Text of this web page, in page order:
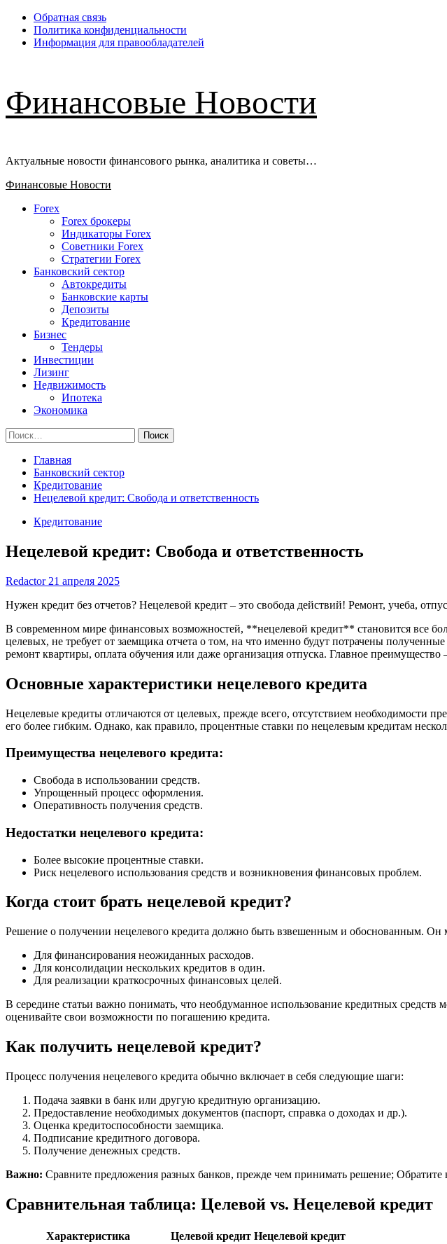
Перейти
содержимому
Обратная связь
Политика конфиденциальности
Информация для правообладателей
Финансовые Новости
Актуальные новости финансового рынка, аналитика и советы…
Основное
Финансовые Новости
Forex
Forex брокеры
Индикаторы Forex
Советники Forex
Стратегии Forex
Банковский сектор
Автокредиты
Банковские карты
Депозиты
Кредитование
Бизнес
Тендеры
Инвестиции
Лизинг
Недвижимость
Ипотека
Экономика
Найти:
Главная
Банковский сектор
Кредитование
Нецелевой кредит: Свобода и ответственность
Кредитование
Нецелевой кредит: Свобода и ответственность
Redactor 21 апреля 2025
Нужен кредит без отчетов? Нецелевой кредит – это свобода действий! Ремонт, учеба,
В современном мире финансовых возможностей, **нецелевой кредит** становится все
целевых, не требует от заемщика отчета о том, на что именно будут потрачены
ремонт квартиры, оплата обучения или даже организация отпуска. Главное
Основные характеристики нецелевого кредита
Нецелевые кредиты отличаются от целевых, прежде всего, отсутствием необходимости
его более гибким. Однако, как правило, процентные ставки по нецелевым кредитам
Преимущества нецелевого кредита:
Свобода в использовании средств.
Упрощенный процесс оформления.
Оперативность получения средств.
Недостатки нецелевого кредита:
Более высокие процентные ставки.
Риск нецелевого использования средств и возникновения финансовых проблем.
Когда стоит брать нецелевой кредит?
Решение о получении нецелевого кредита должно быть взвешенным и обоснованным. Он
Для финансирования неожиданных расходов.
Для консолидации нескольких кредитов в один.
Для реализации краткосрочных финансовых целей.
В середине статьи важно понимать, что необдуманное использование кредитных
оценивайте свои возможности по погашению кредита.
Как получить нецелевой кредит?
Процесс получения нецелевого кредита обычно включает в себя следующие шаги:
Подача заявки в банк или другую кредитную организацию.
Предоставление необходимых документов (паспорт, справка о доходах и др.).
Оценка кредитоспособности заемщика.
Подписание кредитного договора.
Получение денежных средств.
Важно: Сравните предложения разных банков, прежде чем принимать решение;
Сравнительная таблица: Целевой vs. Нецелевой кредит
Характеристика Целевой кредит Нецелевой кредит